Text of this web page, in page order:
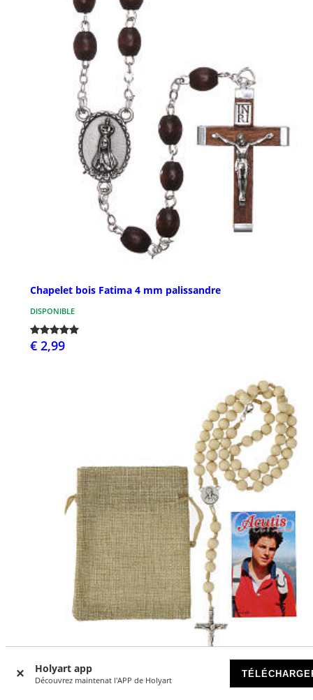
Holyart app
Découvrez maintenat l'APP de Holyart
Chapelet bois Fatima 4 mm palissandre
DISPONIBLE
€ 2,99